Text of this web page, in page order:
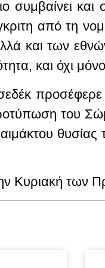
συμ­βαί­νει
α­πό τη
και των
και ό­χι
του
Κυριακή των